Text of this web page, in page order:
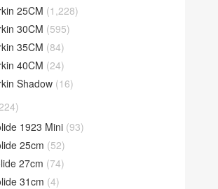
25CM (1,228)
30CM (595)
35CM (84)
40CM (24)
Shadow (16)
1923 Mini (93)
25cm (52)
27cm (74)
31cm (4)